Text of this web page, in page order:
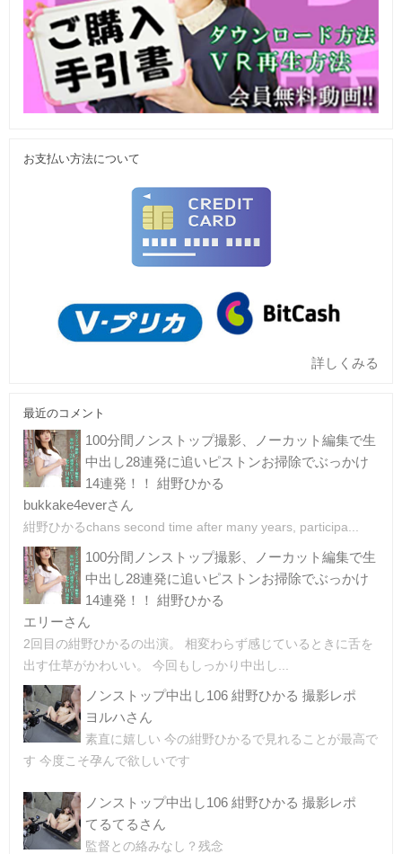
お支払い方法について
詳しくみる
最近のコメント
100分間ノンストップ撮影、ノーカット編集で生
中出し28連発に追いピストンお掃除でぶっかけ
14連発！！ 紺野ひかる
bukkake4everさん
紺野ひかるchans second time after many years, participa...
100分間ノンストップ撮影、ノーカット編集で生
中出し28連発に追いピストンお掃除でぶっかけ
14連発！！ 紺野ひかる
エリーさん
2回目の紺野ひかるの出演。 相変わらず感じているときに舌を
出す仕草がかわいい。 今回もしっかり中出し...
ノンストップ中出し106 紺野ひかる 撮影レポ
ヨルハさん
素直に嬉しい 今の紺野ひかるで見れることが最高で
す 今度こそ孕んで欲しいです
ノンストップ中出し106 紺野ひかる 撮影レポ
てるてるさん
監督との絡みなし？残念